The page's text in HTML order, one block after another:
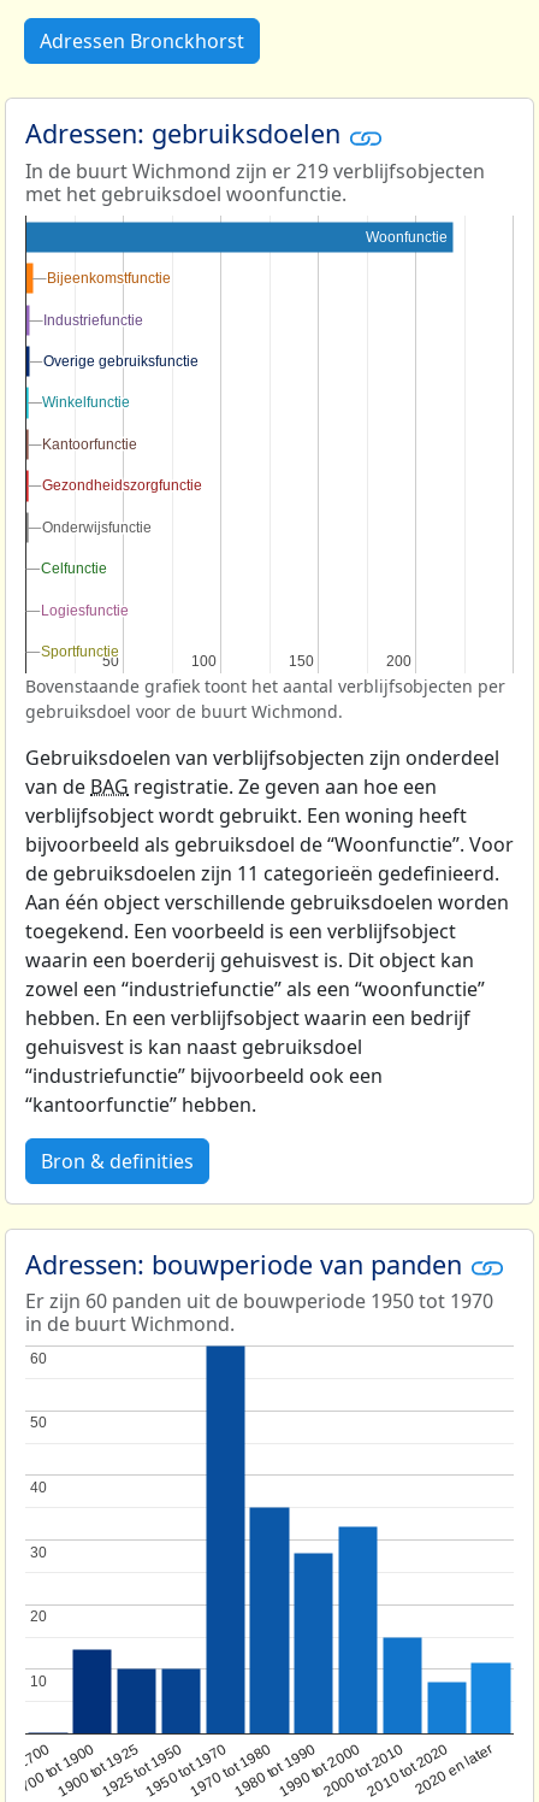
Adressen Bronckhorst
Adressen: gebruiksdoelen
In de buurt Wichmond zijn er 219 verblijfsobjecten
met het gebruiksdoel woonfunctie.
50
50 100
100 150
150 200
200
Woonfunctie
Bijeenkomstfunctie
Bijeenkomstfunctie
Industriefunctie
Industriefunctie
Overige gebruiksfunctie
Overige gebruiksfunctie
Winkelfunctie
Winkelfunctie
Kantoorfunctie
Kantoorfunctie
Gezondheidszorgfunctie
Gezondheidszorgfunctie
Onderwijsfunctie
Onderwijsfunctie
Celfunctie
Celfunctie
Logiesfunctie
Logiesfunctie
Sportfunctie
Sportfunctie
Bovenstaande grafiek toont het aantal verblijfsobjecten per
gebruiksdoel voor de buurt Wichmond.
Gebruiksdoelen van verblijfsobjecten zijn onderdeel
van de BAG registratie. Ze geven aan hoe een
verblijfsobject wordt gebruikt. Een woning heeft
bijvoorbeeld als gebruiksdoel de “Woonfunctie”. Voor
de gebruiksdoelen zijn 11 categorieën gedefinieerd.
Aan één object verschillende gebruiksdoelen worden
toegekend. Een voorbeeld is een verblijfsobject
waarin een boerderij gehuisvest is. Dit object kan
zowel een “industriefunctie” als een “woonfunctie”
hebben. En een verblijfsobject waarin een bedrijf
gehuisvest is kan naast gebruiksdoel
“industriefunctie” bijvoorbeeld ook een
“kantoorfunctie” hebben.
Bron & definities
Adressen: bouwperiode van panden
Er zijn 60 panden uit de bouwperiode 1950 tot 1970
in de buurt Wichmond.
1700
1700 tot 1900
1900 tot 19251925 tot 19501950 tot 19701970 tot 19801980 tot 19901990 tot 20002000 tot 20102010 tot 20202020 en later
10
10
20
20
30
30
40
40
50
50
60
60